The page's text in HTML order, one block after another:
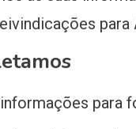
para